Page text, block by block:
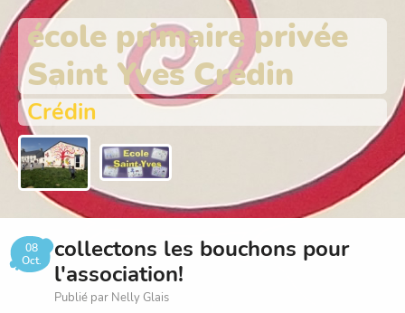
école primaire privée
Saint Yves Crédin
Crédin
08
Oct.
collectons les bouchons pour
l'association!
Publié par Nelly Glais